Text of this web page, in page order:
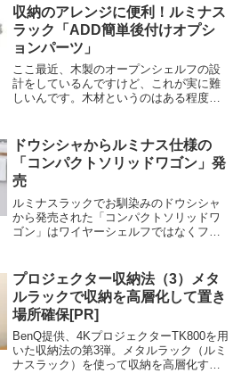
いものの、文字通りスマートかつスタイ
リッシュで良いと思います。
収納のアレンジに便利！ルミナス
ラック「ADD簡単後付けオプシ
ョンパーツ」
ここ最近、木製のオープンシェルフの設
計をしているんですけど、これが実に難
しいんです。木材というのはある程度の
ため、全段固定棚にするなどしない限り
は、デザインに制約が生じ...
ドウシシャからルミナス仕様の
「コンパクトソリッドワゴン」発
売
ルミナスラックでお馴染みのドウシシャ
から発売された「コンパクトソリッドワ
ゴン」はワイヤーシェルフではなくフラ
とができます。脱着可能なサポート柵が
付いているのが便利。
プロジェクター収納法（3）メタ
ルラックで収納を高層化して置き
場所確保[PR]
BenQ提供、4KプロジェクターTK800を用
いた収納法の第3弾。メタルラック（ルミ
ナスラック）を使って収納を高層化する